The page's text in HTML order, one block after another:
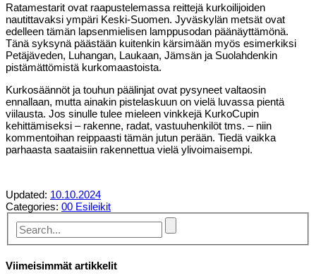
Ratamestarit ovat raapustelemassa reittejä kurkoilijoiden
nautittavaksi ympäri Keski-Suomen. Jyväskylän metsät ovat
edelleen tämän lapsenmielisen lamppusodan päänäyttämönä.
Tänä syksynä päästään kuitenkin kärsimään myös esimerkiksi
Petäjäveden, Luhangan, Laukaan, Jämsän ja Suolahdenkin
pistämättömistä kurkomaastoista.
Kurkosäännöt ja touhun päälinjat ovat pysyneet valtaosin
ennallaan, mutta ainakin pistelaskuun on vielä luvassa pientä
viilausta. Jos sinulle tulee mieleen vinkkejä KurkoCupin
kehittämiseksi – rakenne, radat, vastuuhenkilöt tms. – niin
kommentoihan reippaasti tämän jutun perään. Tiedä vaikka
parhaasta saataisiin rakennettua vielä ylivoimaisempi.
Updated: 10.10.2024
Categories: 00 Esileikit
Viimeisimmät artikkelit